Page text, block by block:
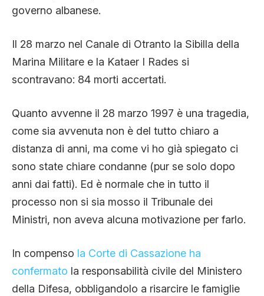
governo albanese.
Il 28 marzo nel Canale di Otranto la Sibilla della
Marina Militare e la Kataer I Rades si
scontravano: 84 morti accertati.
Quanto avvenne il 28 marzo 1997 è una tragedia,
come sia avvenuta non è del tutto chiaro a
distanza di anni, ma come vi ho già spiegato ci
sono state chiare condanne (pur se solo dopo
anni dai fatti). Ed è normale che in tutto il
processo non si sia mosso il Tribunale dei
Ministri, non aveva alcuna motivazione per farlo.
In compenso la Corte di Cassazione ha
confermato la responsabilità civile del Ministero
della Difesa, obbligandolo a risarcire le famiglie